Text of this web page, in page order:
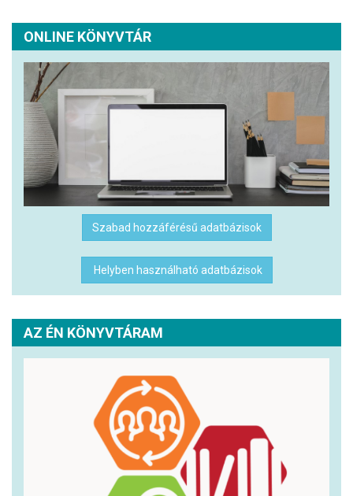
ONLINE KÖNYVTÁR
Szabad hozzáférésű adatbázisok
Helyben használható adatbázisok
AZ ÉN KÖNYVTÁRAM